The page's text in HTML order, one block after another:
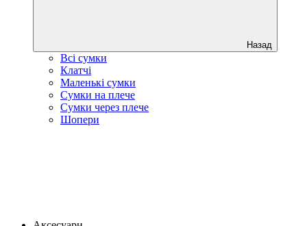
Назад
Всі сумки
Клатчі
Маленькі сумки
Сумки на плече
Сумки через плече
Шопери